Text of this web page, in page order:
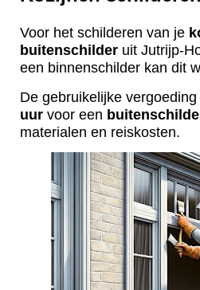
Voor het schilderen van je
buitenschilder uit Jutrijp-
een binnenschilder kan dit
De gebruikelijke
uur voor een
materialen en reiskosten.